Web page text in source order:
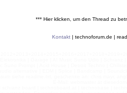
*** Hier klicken, um den Thread zu
Kontakt | technoforum.de |